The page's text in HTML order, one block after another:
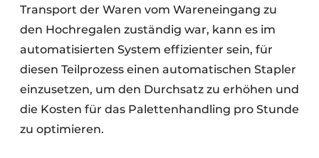
Transport der Waren vom Wareneingang zu
den Hochregalen zuständig war, kann es im
automatisierten System effizienter sein, für
diesen Teilprozess einen automatischen Stapler
einzusetzen, um den Durchsatz zu erhöhen und
die Kosten für das Palettenhandling pro Stunde
zu optimieren.